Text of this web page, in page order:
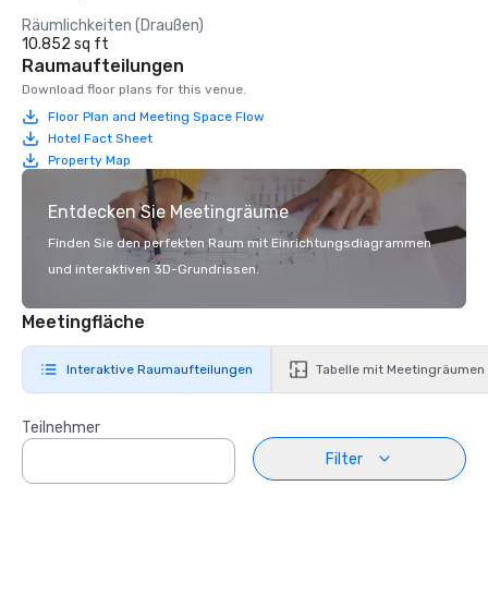
Räumlichkeiten (Draußen)
10.852 sq ft
Raumaufteilungen
Download floor plans for this venue.
Floor Plan and Meeting Space Flow
Hotel Fact Sheet
Property Map
Entdecken Sie Meetingräume
Finden Sie den perfekten Raum mit Einrichtungsdiagrammen
und interaktiven 3D-Grundrissen.
Meetingfläche
Interaktive Raumaufteilungen Tabelle mit Meetingräumen
Teilnehmer
Filter